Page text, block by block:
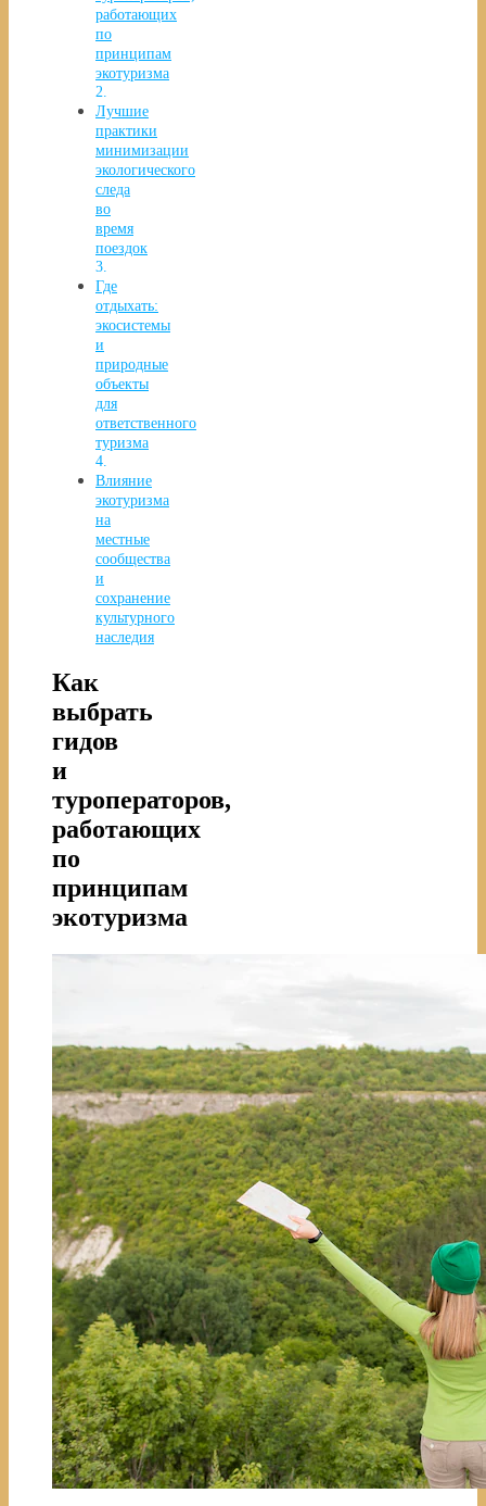
работающих
по
принципам
экотуризма
Лучшие
практики
минимизации
экологического
следа
во
время
поездок
Где
отдыхать:
экосистемы
и
природные
объекты
для
ответственного
туризма
Влияние
экотуризма
на
местные
сообщества
и
сохранение
культурного
наследия
Как
выбрать
гидов
и
туроператоров,
работающих
по
принципам
экотуризма